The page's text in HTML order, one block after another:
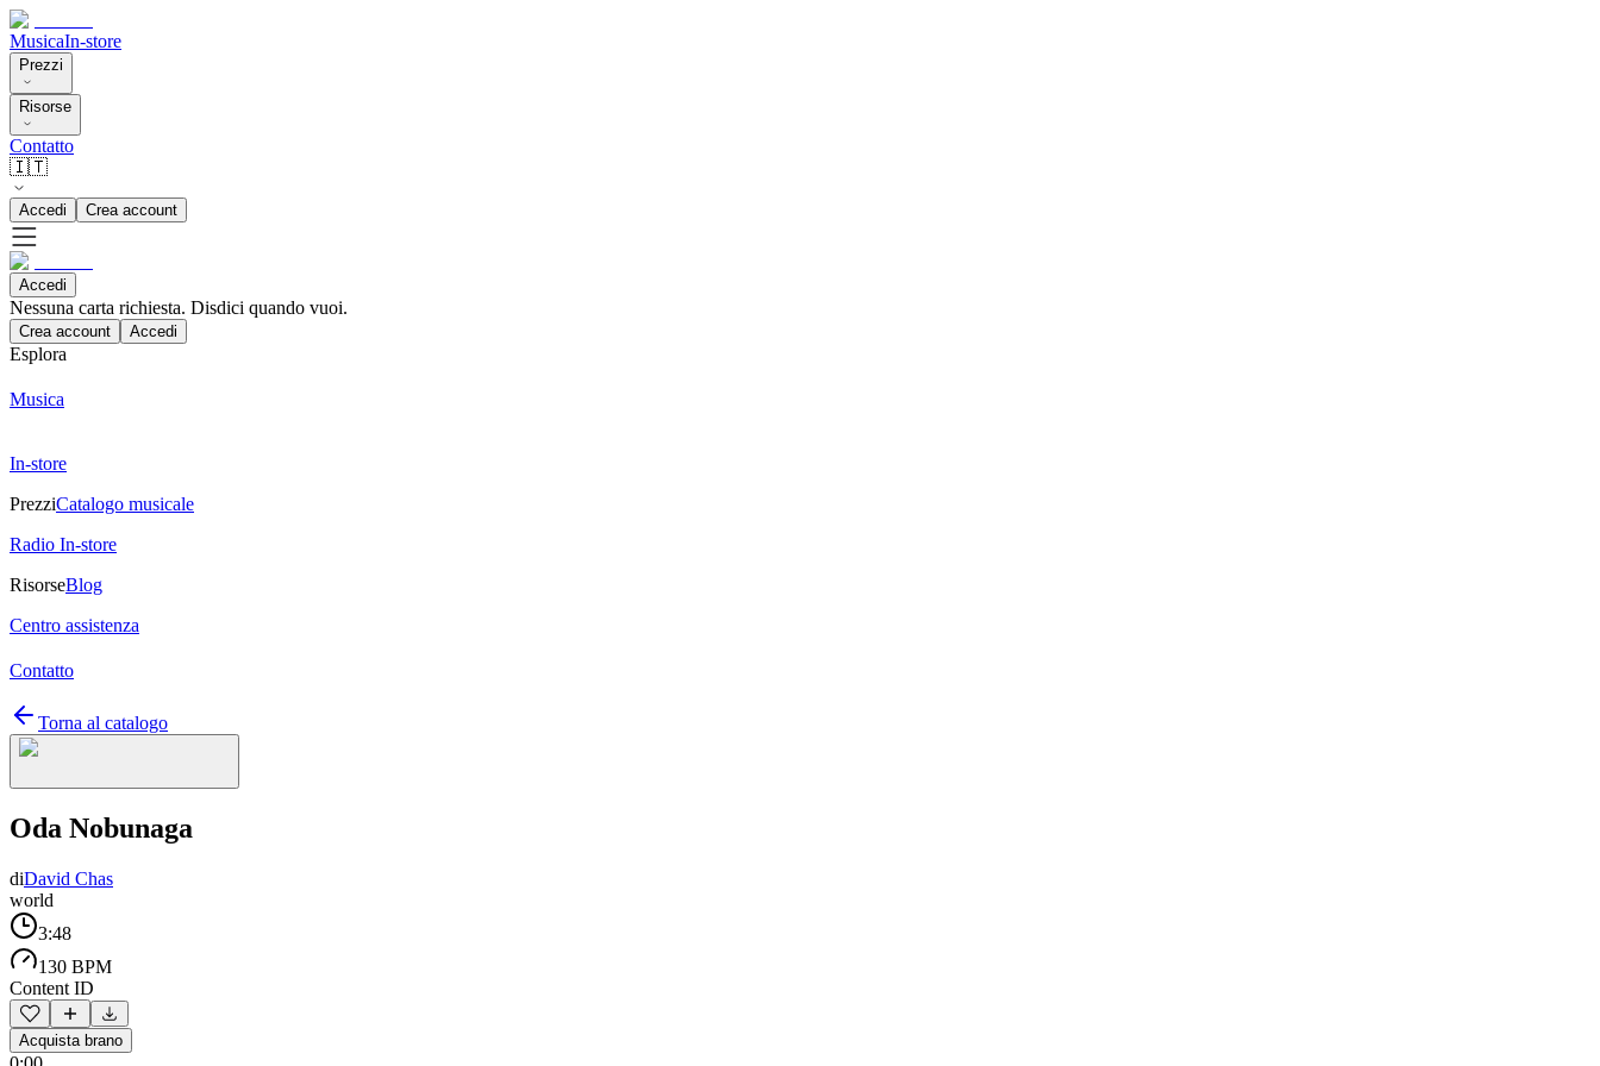
MusicaIn-store
Prezzi
Risorse
Contatto
🇮🇹
Accedi Crea account
Accedi
Nessuna carta richiesta. Disdici quando vuoi.
Crea account Accedi
Esplora
Musica
In-store
PrezziCatalogo musicale
Radio In-store
RisorseBlog
Centro assistenza
Contatto
Torna al catalogo
Oda Nobunaga
diDavid Chas
world
3:48
130 BPM
Content ID
Acquista brano